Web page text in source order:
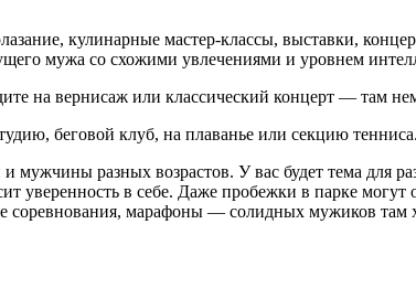
кулинарные мастер-классы, выставки,
мужа со схожими увлечениями и уровнем
на вернисаж или классический концерт — там
беговой клуб, на плаванье или секцию тенниса.
разных возрастов. У вас будет тема для
в себе. Даже пробежки в парке могут
марафоны — солидных мужиков там